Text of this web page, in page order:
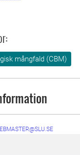
mångfald (CBM)